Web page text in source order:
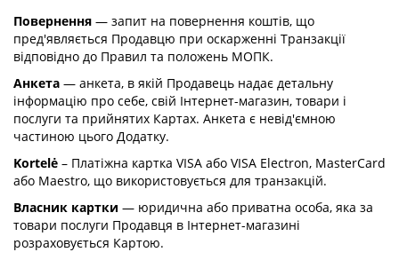
Повернення — запит на повернення коштів, що
пред'являється Продавцю при оскарженні Транзакції
відповідно до Правил та положень МОПК.
Анкета — анкета, в якій Продавець надає детальну
інформацію про себе, свій Інтернет-магазин, товари і
послуги та прийнятих Картах. Анкета є невід'ємною
частиною цього Додатку.
Kortelė – Платіжна картка VISA або VISA Electron, MasterCard
або Maestro, що використовується для транзакцій.
Власник картки — юридична або приватна особа, яка за
товари послуги Продавця в Інтернет-магазині
розраховується Картою.